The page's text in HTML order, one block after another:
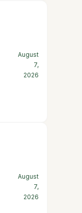
August
7,
2026
August
7,
2026